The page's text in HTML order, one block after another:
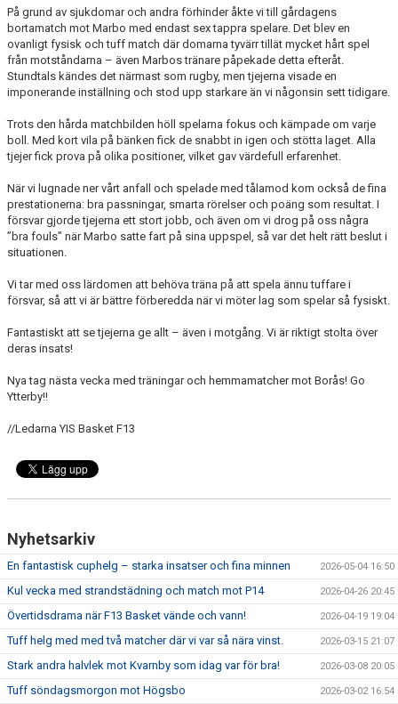
DOKUMENT
KONTAKT
På grund av sjukdomar och andra förhinder åkte vi till gårdagens
bortamatch mot Marbo med endast sex tappra spelare. Det blev en
ovanligt fysisk och tuff match där domarna tyvärr tillät mycket hårt spel
från motståndarna – även Marbos tränare påpekade detta efteråt.
Stundtals kändes det närmast som rugby, men tjejerna visade en
imponerande inställning och stod upp starkare än vi någonsin sett tidigare.
Trots den hårda matchbilden höll spelarna fokus och kämpade om varje
boll. Med kort vila på bänken fick de snabbt in igen och stötta laget. Alla
tjejer fick prova på olika positioner, vilket gav värdefull erfarenhet.
När vi lugnade ner vårt anfall och spelade med tålamod kom också de fina
prestationerna: bra passningar, smarta rörelser och poäng som resultat. I
försvar gjorde tjejerna ett stort jobb, och även om vi drog på oss några
”bra fouls” när Marbo satte fart på sina uppspel, så var det helt rätt beslut i
situationen.
Vi tar med oss lärdomen att behöva träna på att spela ännu tuffare i
försvar, så att vi är bättre förberedda när vi möter lag som spelar så fysiskt.
Fantastiskt att se tjejerna ge allt – även i motgång. Vi är riktigt stolta över
deras insats!
Nya tag nästa vecka med träningar och hemmamatcher mot Borås! Go
Ytterby!!
//Ledarna YIS Basket F13
Nyhetsarkiv
En fantastisk cuphelg – starka insatser och fina minnen 2026-05-04 16:50
Kul vecka med strandstädning och match mot P14 2026-04-26 20:45
Övertidsdrama när F13 Basket vände och vann! 2026-04-19 19:04
Tuff helg med med två matcher där vi var så nära vinst. 2026-03-15 21:07
Stark andra halvlek mot Kvarnby som idag var för bra! 2026-03-08 20:05
Tuff söndagsmorgon mot Högsbo 2026-03-02 16:54